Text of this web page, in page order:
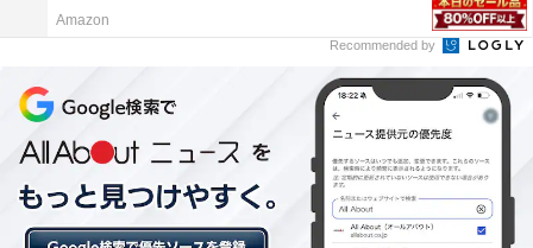
1位：志尊淳／47票
Amazon
Recommended by